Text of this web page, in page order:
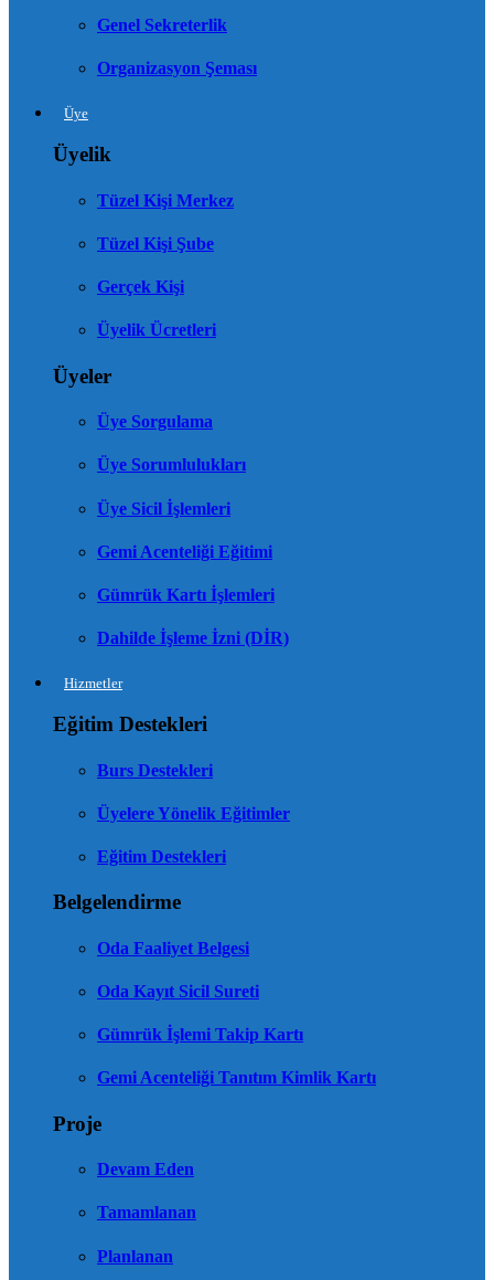
Genel Sekreterlik
Organizasyon Şeması
Üye
Üyelik
Tüzel Kişi Merkez
Tüzel Kişi Şube
Gerçek Kişi
Üyelik Ücretleri
Üyeler
Üye Sorgulama
Üye Sorumlulukları
Üye Sicil İşlemleri
Gemi Acenteliği Eğitimi
Gümrük Kartı İşlemleri
Dahilde İşleme İzni (DİR)
Hizmetler
Eğitim Destekleri
Burs Destekleri
Üyelere Yönelik Eğitimler
Eğitim Destekleri
Belgelendirme
Oda Faaliyet Belgesi
Oda Kayıt Sicil Sureti
Gümrük İşlemi Takip Kartı
Gemi Acenteliği Tanıtım Kimlik Kartı
Proje
Devam Eden
Tamamlanan
Planlanan